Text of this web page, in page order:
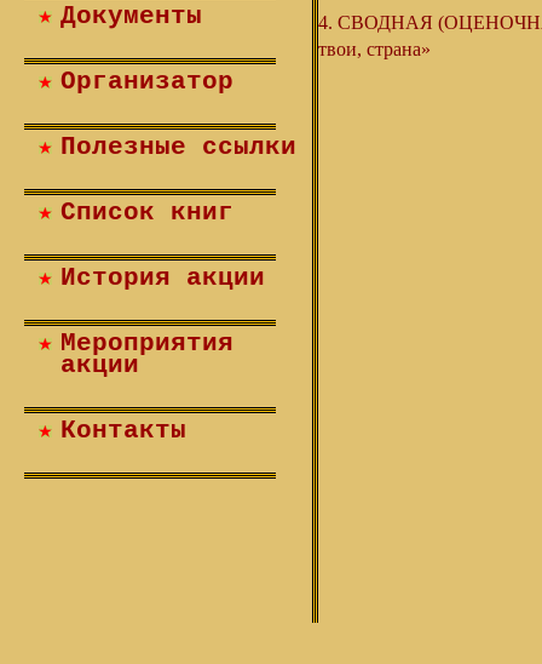
Документы
Организатор
Полезные ссылки
Список книг
История акции
Мероприятия
акции
Контакты
4. СВОДНАЯ
твои, страна»